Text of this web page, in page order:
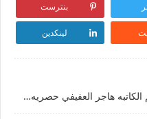
بنترست
لينكدين
نوفيلا حمل خطأ الحلقه الرابعه بقلم الكاتبه هاجر العفيفي حصريه وجديده